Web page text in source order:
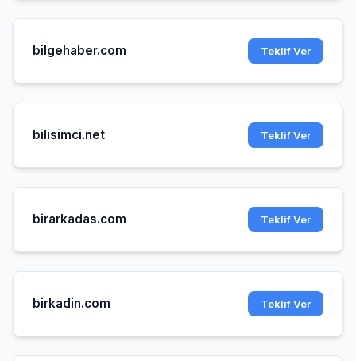
bilgehaber.com Teklif Ver
bilisimci.net Teklif Ver
birarkadas.com Teklif Ver
birkadin.com Teklif Ver